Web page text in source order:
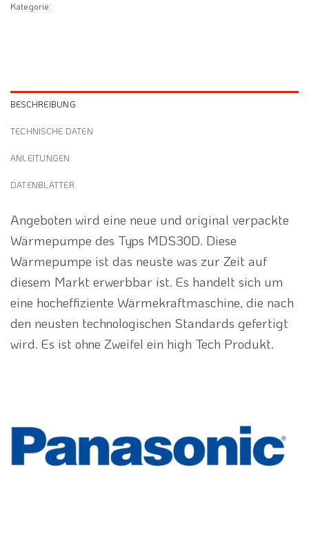
Kategorie:
BESCHREIBUNG
TECHNISCHE DATEN
ANLEITUNGEN
DATENBLÄTTER
Angeboten wird eine neue und original verpackte
Wärmepumpe des Typs MDS30D. Diese
Wärmepumpe ist das neuste was zur Zeit auf
diesem Markt erwerbbar ist. Es handelt sich um
eine hocheffiziente Wärmekraftmaschine, die nach
den neusten technologischen Standards gefertigt
wird. Es ist ohne Zweifel ein high Tech Produkt.